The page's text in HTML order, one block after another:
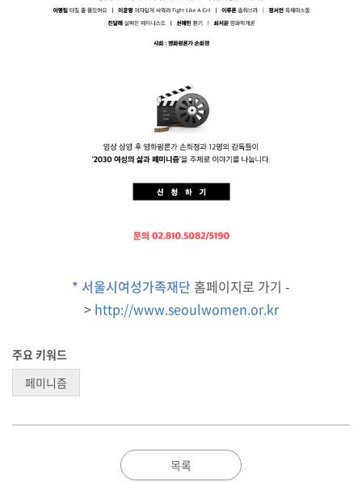
* 서울시여성가족재단홈페이지로 가기 -
> http://www.seoulwomen.or.kr
주요 키워드
페미니즘
목록